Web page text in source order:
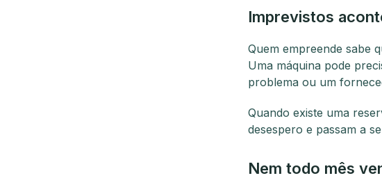
Imprevistos
Quem empreende sabe
Uma máquina pode
problema ou um
Quando existe uma
desespero e passam a
Nem todo mês